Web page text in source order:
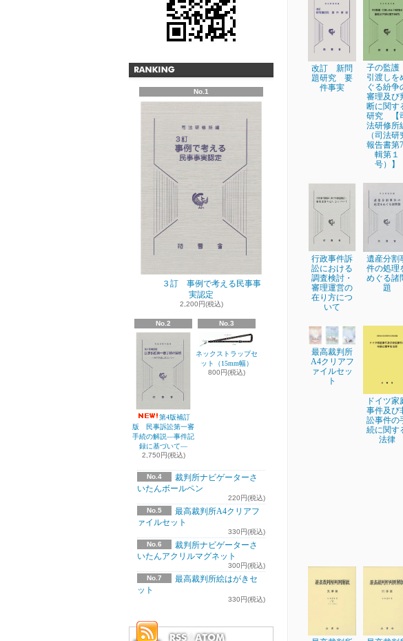
No.1
３訂 事例で考える民事事
実認定
2,200円(税込)
No.2
第4版補訂
版 民事訴訟第一審
手続の解説―事件記
録に基づいて―
2,750円(税込)
No.3
ネックストラップセ
ット（15mm幅）
800円(税込)
No.4
裁判所ナビゲーターさ
いたんボールペン
220円(税込)
No.5
最高裁判所A4クリアフ
ァイルセット
330円(税込)
No.6
裁判所ナビゲーターさ
いたんアクリルマグネット
300円(税込)
No.7
最高裁判所絵はがきセ
ット
330円(税込)
改訂 新問
題研究 要
件事実
子の監護
引渡しを
ぐる紛争
審理及び
断に関す
研究 【
法研修所
（司法研
報告書第
輯第１
号）】
行政事件訴
訟における
調査検討・
審理運営の
在り方につ
いて
遺産分割
件の処理
めぐる諸
題
最高裁判所
A4クリアフ
ァイルセッ
ト
ドイツ家
事件及び
訟事件の
続に関す
法律